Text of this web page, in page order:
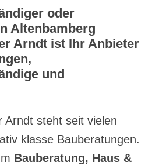
oder
Altenbamberg
Arndt ist Ihr Anbieter
und
Arndt steht seit vielen
klasse Bauberatungen.
Bauberatung, Haus &